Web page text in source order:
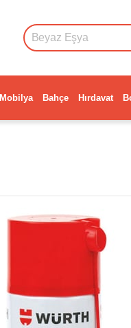
Mobilya Bahçe Hırdavat